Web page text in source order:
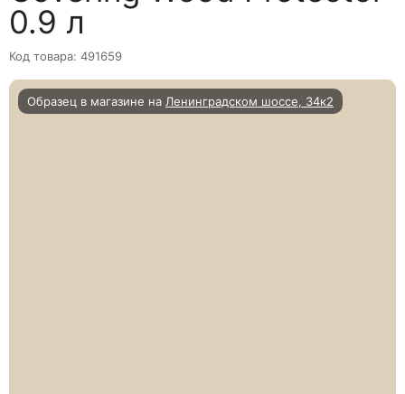
0.9 л
Код товара: 491659
Образец в магазине на Ленинградском шоссе, 34к2